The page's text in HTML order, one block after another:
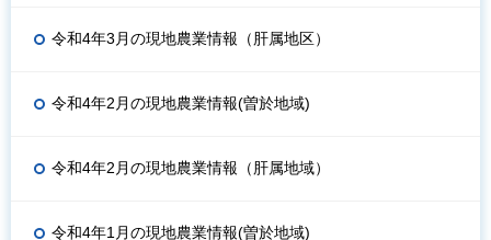
令和4年3月の現地農業情報（肝属地区）
令和4年2月の現地農業情報(曽於地域)
令和4年2月の現地農業情報（肝属地域）
令和4年1月の現地農業情報(曽於地域)